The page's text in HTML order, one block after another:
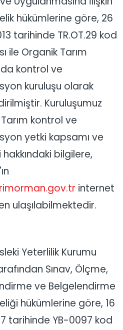
hükümlerine göre, 26
tarihinde TR.OT.29 kod
ile Organik Tarım
kontrol ve
kuruluşu olarak
Kuruluşumuz
kontrol ve
yetki kapsamı ve
bilgilere,
internet
ulaşılabilmektedir.
Yeterlilik Kurumu
Sınav, Ölçme,
ve Belgelendirme
hükümlerine göre, 16
tarihinde YB-0097 kod